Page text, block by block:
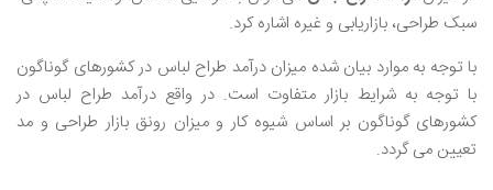
سبک طراحی، بازاریابی و غیره اشاره کرد.
با توجه به موارد بیان شده میزان درآمد طراح لباس در کشورهای گوناگون
با توجه به شرایط بازار متفاوت است. در واقع درآمد طراح لباس در
کشورهای گوناگون بر اساس شیوه کار و میزان رونق بازار طراحی و مد
تعیین می ‌گردد.